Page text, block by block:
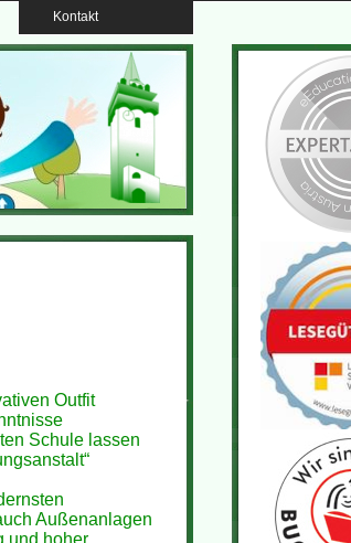
Kontakt
Outfit
Schule lassen
Außenanlagen
und hoher